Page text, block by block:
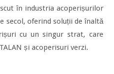
în industria acoperișurilor
secol, oferind soluții de înaltă
cu un singur strat, care
și acoperisuri verzi.